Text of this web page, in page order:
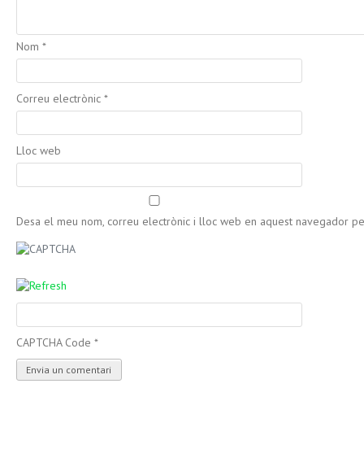
Nom *
Correu electrònic *
Lloc web
Desa el meu nom, correu electrònic i lloc web en aquest navegador
CAPTCHA Code *